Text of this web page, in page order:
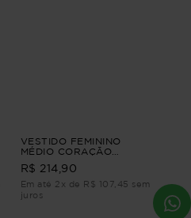
VESTIDO FEMININO
MÉDIO CORAÇÃO
VESTIDO FEMININO
MÉDIO Azul G1
R$ 214,90
Em até 2x de R$ 107,45 sem
juros